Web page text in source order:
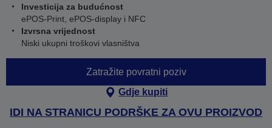
Investicija za budućnost
ePOS-Print, ePOS-display i NFC
Izvrsna vrijednost
Niski ukupni troškovi vlasništva
Zatražite povratni poziv
Gdje kupiti
IDI NA STRANICU PODRŠKE ZA OVU PROIZVOD